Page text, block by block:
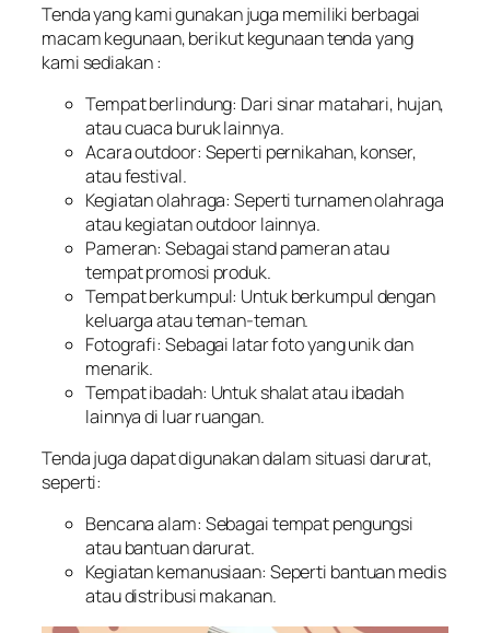
Tenda yang kami gunakan juga memiliki berbagai
macam kegunaan, berikut kegunaan tenda yang
kami sediakan :
Tempat berlindung: Dari sinar matahari, hujan,
atau cuaca buruk lainnya.
Acara outdoor: Seperti pernikahan, konser,
atau festival.
Kegiatan olahraga: Seperti turnamen olahraga
atau kegiatan outdoor lainnya.
Pameran: Sebagai stand pameran atau
tempat promosi produk.
Tempat berkumpul: Untuk berkumpul dengan
keluarga atau teman-teman.
Fotografi: Sebagai latar foto yang unik dan
menarik.
Tempat ibadah: Untuk shalat atau ibadah
lainnya di luar ruangan.
Tenda juga dapat digunakan dalam situasi darurat,
seperti:
Bencana alam: Sebagai tempat pengungsi
atau bantuan darurat.
Kegiatan kemanusiaan: Seperti bantuan medis
atau distribusi makanan.